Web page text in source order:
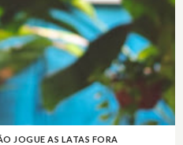
JOGUE AS LATAS FORA